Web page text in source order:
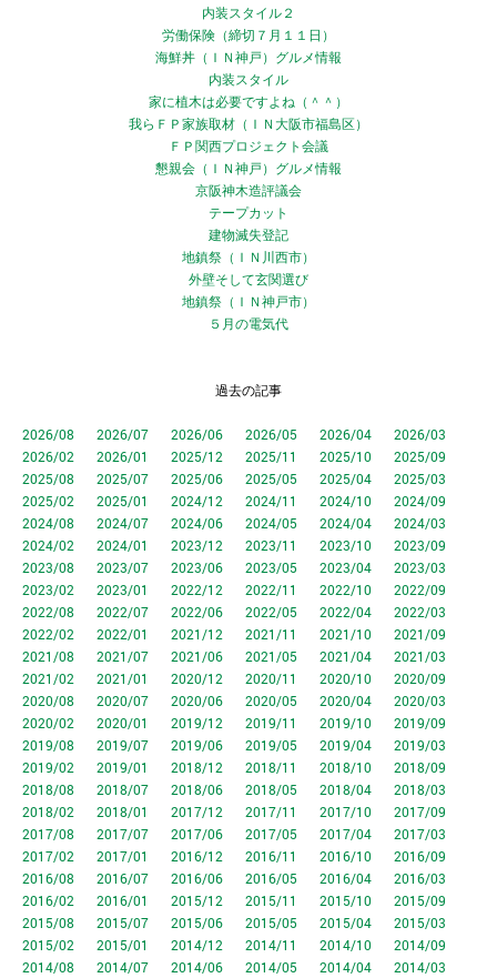
内装スタイル２
労働保険（締切７月１１日）
海鮮丼（ＩＮ神戸）グルメ情報
内装スタイル
家に植木は必要ですよね（＾＾）
我らＦＰ家族取材（ＩＮ大阪市福島区）
ＦＰ関西プロジェクト会議
懇親会（ＩＮ神戸）グルメ情報
京阪神木造評議会
テープカット
建物滅失登記
地鎮祭（ＩＮ川西市）
外壁そして玄関選び
地鎮祭（ＩＮ神戸市）
５月の電気代
過去の記事
2026/08 2026/07 2026/06 2026/05 2026/04
2026/03
2026/02
2026/01 2025/12 2025/11 2025/10
2025/09
2025/08
2025/07 2025/06 2025/05 2025/04
2025/03
2025/02
2025/01 2024/12 2024/11 2024/10
2024/09
2024/08
2024/07 2024/06 2024/05 2024/04
2024/03
2024/02
2024/01 2023/12 2023/11 2023/10
2023/09
2023/08
2023/07 2023/06 2023/05 2023/04
2023/03
2023/02
2023/01 2022/12 2022/11 2022/10
2022/09
2022/08
2022/07 2022/06 2022/05 2022/04
2022/03
2022/02
2022/01 2021/12 2021/11 2021/10
2021/09
2021/08
2021/07 2021/06 2021/05 2021/04
2021/03
2021/02
2021/01 2020/12 2020/11 2020/10
2020/09
2020/08
2020/07 2020/06 2020/05 2020/04
2020/03
2020/02
2020/01 2019/12 2019/11 2019/10
2019/09
2019/08
2019/07 2019/06 2019/05 2019/04
2019/03
2019/02
2019/01 2018/12 2018/11 2018/10
2018/09
2018/08
2018/07 2018/06 2018/05 2018/04
2018/03
2018/02
2018/01 2017/12 2017/11 2017/10
2017/09
2017/08
2017/07 2017/06 2017/05 2017/04
2017/03
2017/02
2017/01 2016/12 2016/11 2016/10
2016/09
2016/08
2016/07 2016/06 2016/05 2016/04
2016/03
2016/02
2016/01 2015/12 2015/11 2015/10
2015/09
2015/08
2015/07 2015/06 2015/05 2015/04
2015/03
2015/02
2015/01 2014/12 2014/11 2014/10
2014/09
2014/08
2014/07 2014/06 2014/05 2014/04
2014/03